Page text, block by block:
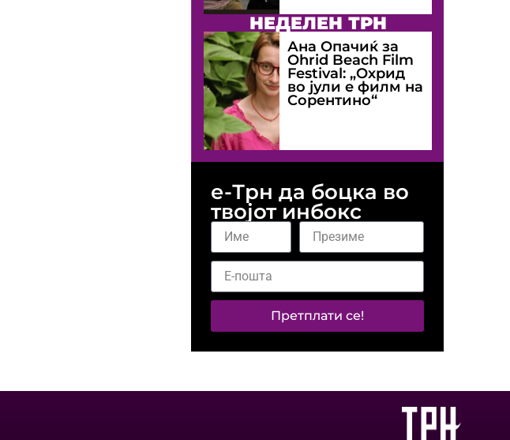
НЕДЕЛЕН ТРН
Ана Опачиќ за
Оhrid Beach Film
Festival: „Охрид
во јули е филм на
Сорентино“
е-Трн да боцка во
твојот инбокс
Претплати се!